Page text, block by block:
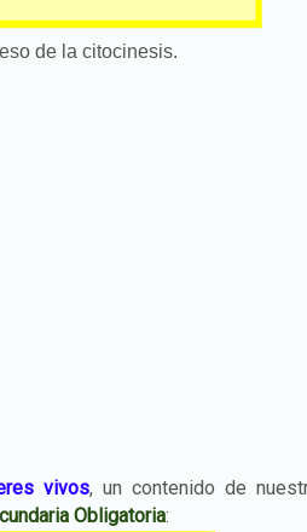
de la citocinesis.
vivos, un contenido de
Obligatoria: